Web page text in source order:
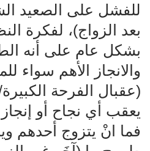
للفشل على الصعيد
بعد الزواج)، لفكرة
بشكل عام على أنه
والانجاز الأهم سواء
(عقبال الفرحة
يعقب أي نجاح أو
فما انْ يتزوج أحدهم